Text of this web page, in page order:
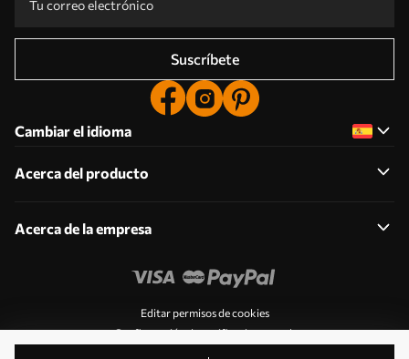
Suscríbete
Cambiar el idioma
Acerca del producto
Acerca de la empresa
Editar permisos de cookies
Configuración de notificaciones push
© 2011-2026 Uwalls . Todos los derechos reservados.